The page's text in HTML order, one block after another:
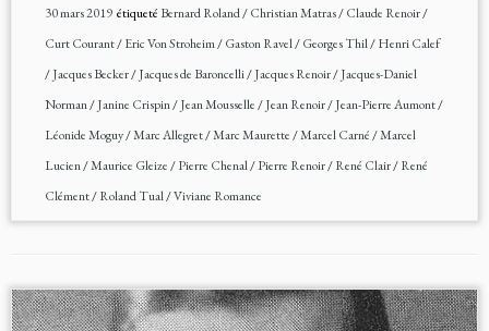
30 mars 2019étiqueté Bernard Roland/Christian Matras/Claude Renoir/
Curt Courant/Eric Von Stroheim/Gaston Ravel/Georges Thil/Henri Calef
/Jacques Becker/Jacques de Baroncelli/Jacques Renoir/Jacques-Daniel
Norman/Janine Crispin/Jean Mousselle/Jean Renoir/Jean-Pierre Aumont/
Léonide Moguy/Marc Allegret/Marc Maurette/Marcel Carné/Marcel
Lucien/Maurice Gleize/Pierre Chenal/Pierre Renoir/René Clair/René
Clément/Roland Tual/Viviane Romance